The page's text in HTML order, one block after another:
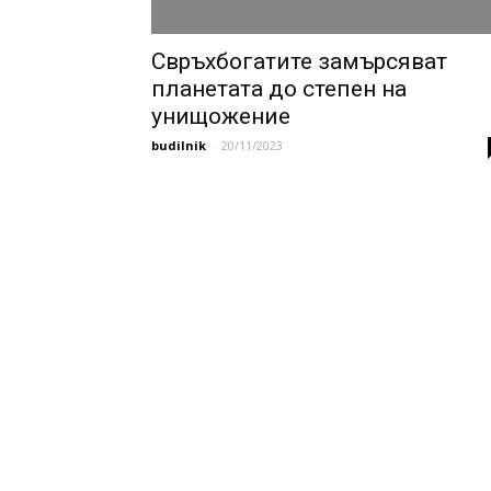
Свръхбогатите замърсяват
планетата до степен на
унищожение
budilnik - 20/11/2023